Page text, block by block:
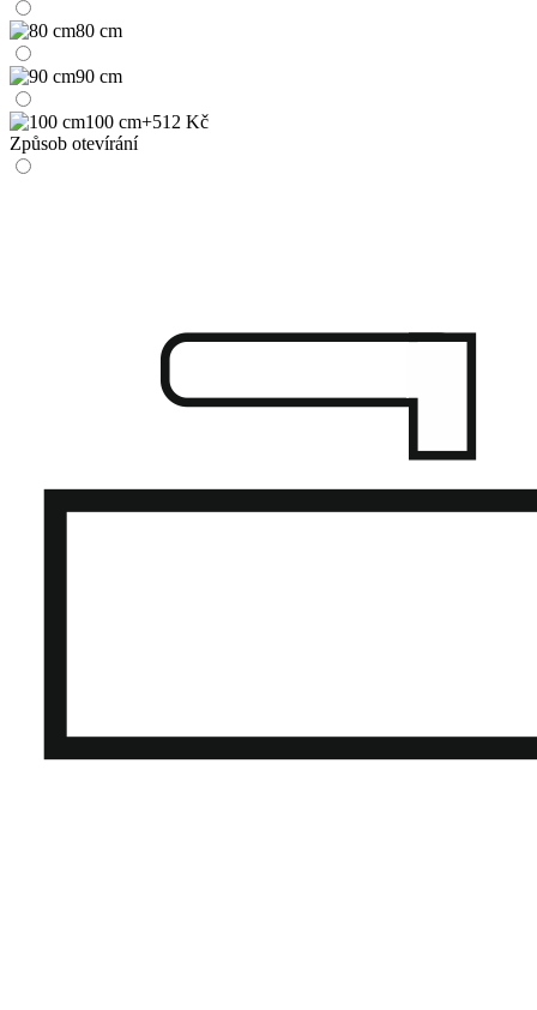
80 cm
90 cm
100 cm+512 Kč
Způsob otevírání